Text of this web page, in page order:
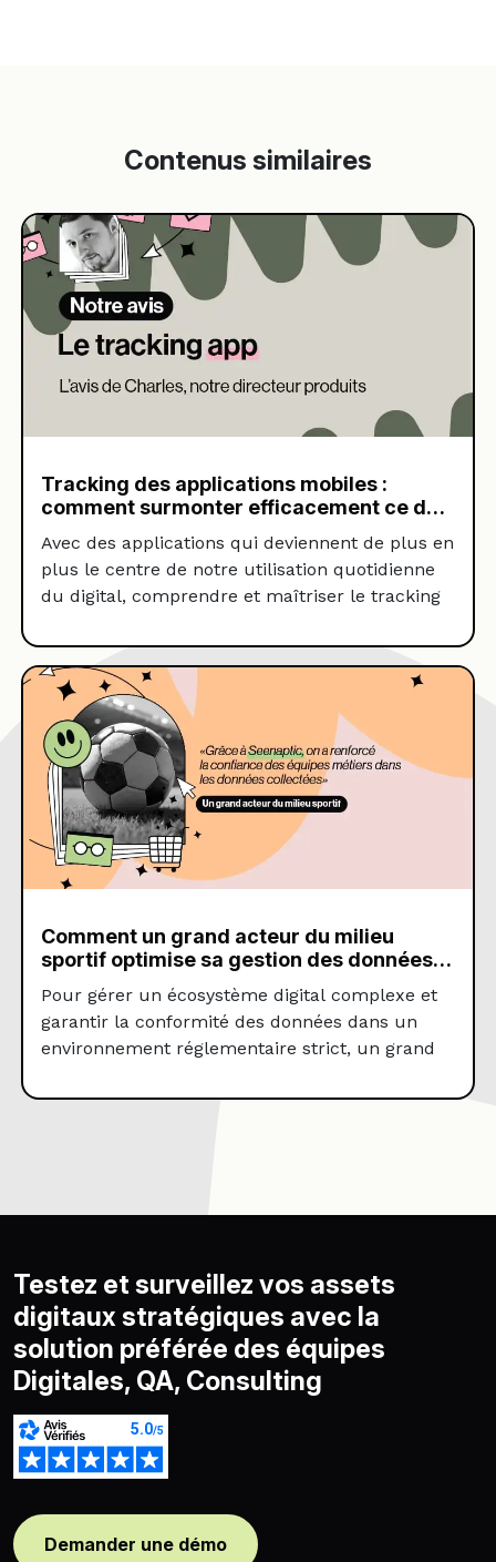
Contenus similaires
Tracking des applications mobiles :
comment surmonter efficacement ce défi
et assurer un suivi fiable et conforme ?
Avec des applications qui deviennent de plus en
plus le centre de notre utilisation quotidienne
du digital, comprendre et maîtriser le tracking
le suivi analytique des applications présente de
multiples défis techniques. Depuis 2022, le
trafic issu des applications mobiles a surpassé
celui des sites web traditionnels. En France, […]
Comment un grand acteur du milieu
sportif optimise sa gestion des données
grâce à l’automatisation ?
Pour gérer un écosystème digital complexe et
garantir la conformité des données dans un
environnement réglementaire strict, un grand
d’automatisation de la gestion du tracking.
Testez et surveillez vos assets
digitaux stratégiques avec la
solution préférée des équipes
Digitales, QA, Consulting
Demander une démo